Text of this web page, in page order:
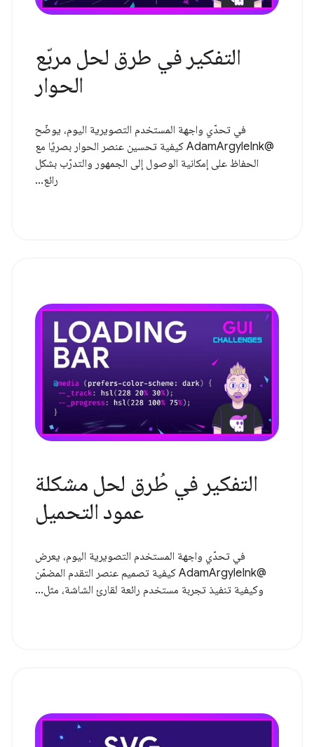
التفكير في طرق لحل مربّع
الحوار
في تحدّي واجهة المستخدم التصويرية اليوم، يوضّح
@AdamArgyleInk كيفية تحسين عنصر الحوار بصريًا مع
الحفاظ على إمكانية الوصول إلى الجمهور والتدرّب بشكل
رائع...
التفكير في طُرق لحل مشكلة
عمود التحميل
في تحدّي واجهة المستخدم التصويرية اليوم، يعرض
@AdamArgyleInk كيفية تصميم عنصر التقدم المضمّن
وكيفية تنفيذ تجربة مستخدم رائعة لقارئ الشاشة، مثل...